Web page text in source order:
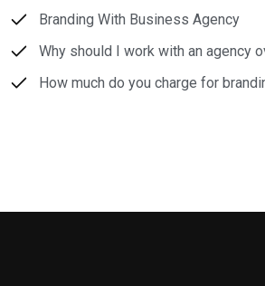
Branding With Business Agency
Why should I work with an agency
How much do you charge for